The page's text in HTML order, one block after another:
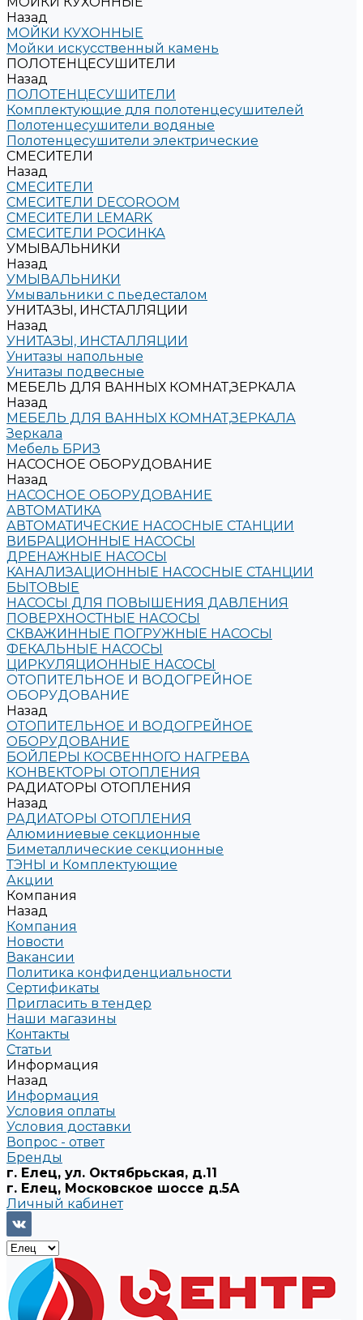
Назад
МОЙКИ КУХОННЫЕ
Мойки искусственный камень
ПОЛОТЕНЦЕСУШИТЕЛИ
Назад
ПОЛОТЕНЦЕСУШИТЕЛИ
Комплектующие для полотенцесушителей
Полотенцесушители водяные
Полотенцесушители электрические
СМЕСИТЕЛИ
Назад
СМЕСИТЕЛИ
СМЕСИТЕЛИ DECOROOM
СМЕСИТЕЛИ LEMARK
СМЕСИТЕЛИ РОСИНКА
УМЫВАЛЬНИКИ
Назад
УМЫВАЛЬНИКИ
Умывальники с пьедесталом
УНИТАЗЫ, ИНСТАЛЛЯЦИИ
Назад
УНИТАЗЫ, ИНСТАЛЛЯЦИИ
Унитазы напольные
Унитазы подвесные
МЕБЕЛЬ ДЛЯ ВАННЫХ КОМНАТ,ЗЕРКАЛА
Назад
МЕБЕЛЬ ДЛЯ ВАННЫХ КОМНАТ,ЗЕРКАЛА
Зеркала
Мебель БРИЗ
НАСОСНОЕ ОБОРУДОВАНИЕ
Назад
НАСОСНОЕ ОБОРУДОВАНИЕ
АВТОМАТИКА
АВТОМАТИЧЕСКИЕ НАСОСНЫЕ СТАНЦИИ
ВИБРАЦИОННЫЕ НАСОСЫ
ДРЕНАЖНЫЕ НАСОСЫ
КАНАЛИЗАЦИОННЫЕ НАСОСНЫЕ СТАНЦИИ
БЫТОВЫЕ
НАСОСЫ ДЛЯ ПОВЫШЕНИЯ ДАВЛЕНИЯ
ПОВЕРХНОСТНЫЕ НАСОСЫ
СКВАЖИННЫЕ ПОГРУЖНЫЕ НАСОСЫ
ФЕКАЛЬНЫЕ НАСОСЫ
ЦИРКУЛЯЦИОННЫЕ НАСОСЫ
ОТОПИТЕЛЬНОЕ И ВОДОГРЕЙНОЕ
ОБОРУДОВАНИЕ
Назад
ОТОПИТЕЛЬНОЕ И ВОДОГРЕЙНОЕ
ОБОРУДОВАНИЕ
БОЙЛЕРЫ КОСВЕННОГО НАГРЕВА
КОНВЕКТОРЫ ОТОПЛЕНИЯ
РАДИАТОРЫ ОТОПЛЕНИЯ
Назад
РАДИАТОРЫ ОТОПЛЕНИЯ
Алюминиевые секционные
Биметаллические секционные
ТЭНЫ и Комплектующие
Акции
Компания
Назад
Компания
Новости
Вакансии
Политика конфиденциальности
Сертификаты
Пригласить в тендер
Наши магазины
Контакты
Статьи
Информация
Назад
Информация
Условия оплаты
Условия доставки
Вопрос - ответ
Бренды
г. Елец, ул. Октябрьская, д.11
г. Елец, Московское шоссе д.5А
Личный кабинет